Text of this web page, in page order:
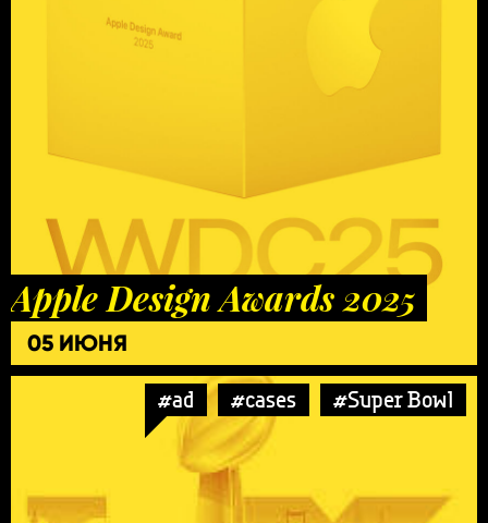
Apple Design Awards 2025
05 ИЮНЯ
#ad #cases #Super Bowl